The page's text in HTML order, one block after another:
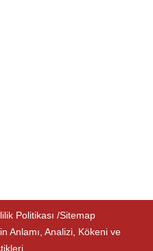
Politikası Sitemap
Anlamı, Analizi, Kökeni ve